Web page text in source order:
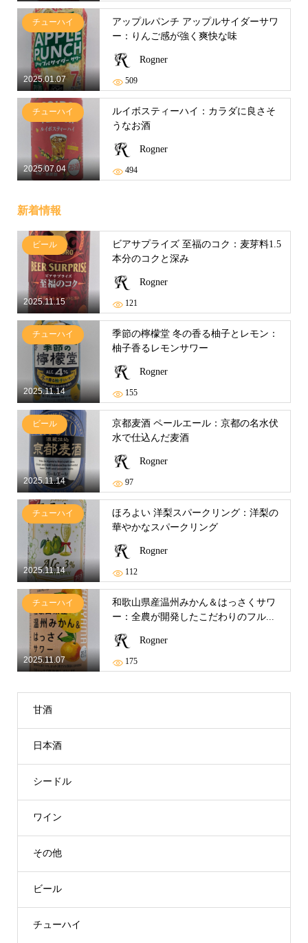
2025.01.07
チューハイ
アップルパンチ アップルサイダーサワ
ー：りんご感が強く爽快な味
Rogner
509
2025.07.04
チューハイ
ルイボスティーハイ：カラダに良さそ
うなお酒
Rogner
494
新着情報
2025.11.15
ビール
ビアサプライズ 至福のコク：麦芽料1.5
本分のコクと深み
Rogner
121
2025.11.14
チューハイ
季節の檸檬堂 冬の香る柚子とレモン：
柚子香るレモンサワー
Rogner
155
2025.11.14
ビール
京都麦酒 ペールエール：京都の名水伏
水で仕込んだ麦酒
Rogner
97
2025.11.14
チューハイ
ほろよい 洋梨スパークリング：洋梨の
華やかなスパークリング
Rogner
112
2025.11.07
チューハイ
和歌山県産温州みかん＆はっさくサワ
ー：全農が開発したこだわりのフル...
Rogner
175
甘酒
日本酒
シードル
ワイン
その他
ビール
チューハイ